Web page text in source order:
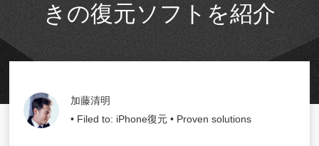
きの復元ソフトを紹介
加藤清明
• Filed to: iPhone復元 • Proven solutions